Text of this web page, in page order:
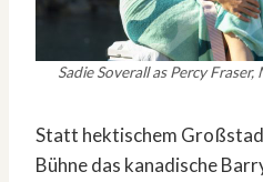
Sadie Soverall as Percy
Statt hektischem
Bühne das kanadische